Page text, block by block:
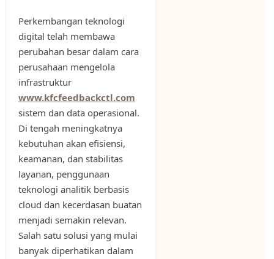
Perkembangan teknologi
digital telah membawa
perubahan besar dalam cara
perusahaan mengelola
infrastruktur
www.kfcfeedbackctl.com
sistem dan data operasional.
Di tengah meningkatnya
kebutuhan akan efisiensi,
keamanan, dan stabilitas
layanan, penggunaan
teknologi analitik berbasis
cloud dan kecerdasan buatan
menjadi semakin relevan.
Salah satu solusi yang mulai
banyak diperhatikan dalam